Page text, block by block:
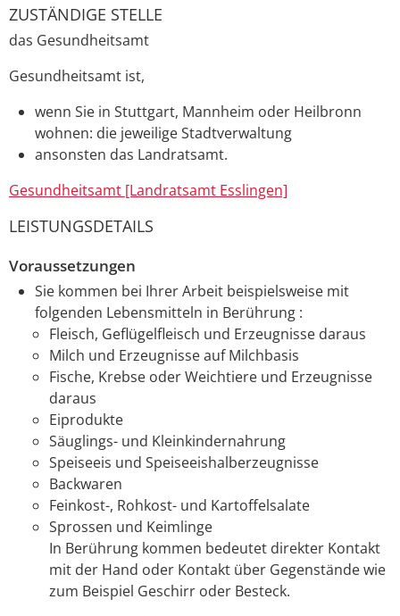
ZUSTÄNDIGE STELLE
das Gesundheitsamt
Gesundheitsamt ist,
wenn Sie in Stuttgart, Mannheim oder Heilbronn
wohnen: die jeweilige Stadtverwaltung
ansonsten das Landratsamt.
Gesundheitsamt [Landratsamt Esslingen]
LEISTUNGSDETAILS
Voraussetzungen
Sie kommen bei Ihrer Arbeit beispielsweise mit
folgenden Lebensmitteln in Berührung :
Fleisch, Geflügelfleisch und Erzeugnisse daraus
Milch und Erzeugnisse auf Milchbasis
Fische, Krebse oder Weichtiere und Erzeugnisse
daraus
Eiprodukte
Säuglings- und Kleinkindernahrung
Speiseeis und Speiseeishalberzeugnisse
Backwaren
Feinkost-, Rohkost- und Kartoffelsalate
Sprossen und Keimlinge
In Berührung kommen bedeutet direkter Kontakt
mit der Hand oder Kontakt über Gegenstände wie
zum Beispiel Geschirr oder Besteck.